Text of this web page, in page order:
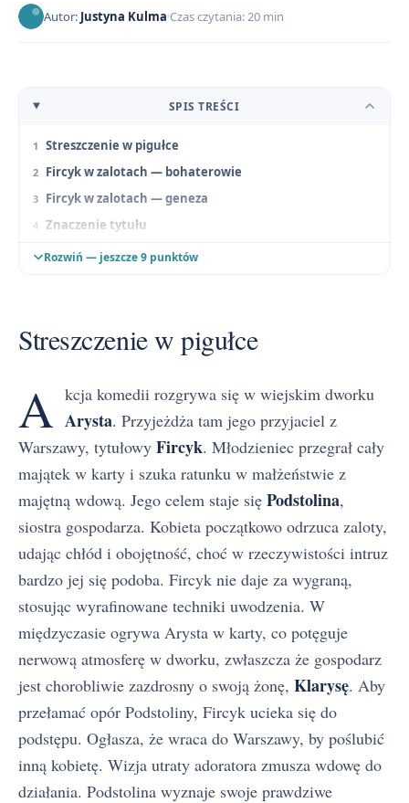
Autor: Justyna Kulma Czas czytania: 20 min
SPIS TREŚCI
Streszczenie w pigułce
Fircyk w zalotach — bohaterowie
Fircyk w zalotach — geneza
Znaczenie tytułu
Fircyk w zalotach — problematyka
Fircyk w zalotach — jak wykorzystać na maturze
Streszczenie szczegółowe
Rozwiń — jeszcze 9 punktów
Streszczenie w pigułce
A kcja komedii rozgrywa się w wiejskim dworku
Arysta. Przyjeżdża tam jego przyjaciel z
Warszawy, tytułowy Fircyk. Młodzieniec przegrał cały
majątek w karty i szuka ratunku w małżeństwie z
majętną wdową. Jego celem staje się Podstolina,
siostra gospodarza. Kobieta początkowo odrzuca zaloty,
udając chłód i obojętność, choć w rzeczywistości intruz
bardzo jej się podoba. Fircyk nie daje za wygraną,
stosując wyrafinowane techniki uwodzenia. W
międzyczasie ogrywa Arysta w karty, co potęguje
nerwową atmosferę w dworku, zwłaszcza że gospodarz
jest chorobliwie zazdrosny o swoją żonę, Klarysę. Aby
przełamać opór Podstoliny, Fircyk ucieka się do
podstępu. Ogłasza, że wraca do Warszawy, by poślubić
inną kobietę. Wizja utraty adoratora zmusza wdowę do
działania. Podstolina wyznaje swoje prawdziwe